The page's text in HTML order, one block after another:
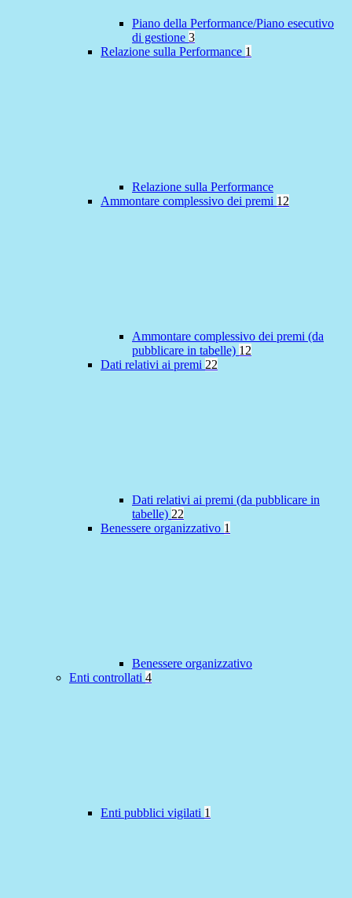
Piano della Performance/Piano esecutivo
di gestione 3
Relazione sulla Performance 1
Relazione sulla Performance
Ammontare complessivo dei premi 12
Ammontare complessivo dei premi (da
pubblicare in tabelle) 12
Dati relativi ai premi 22
Dati relativi ai premi (da pubblicare in
tabelle) 22
Benessere organizzativo 1
Benessere organizzativo
Enti controllati 4
Enti pubblici vigilati 1